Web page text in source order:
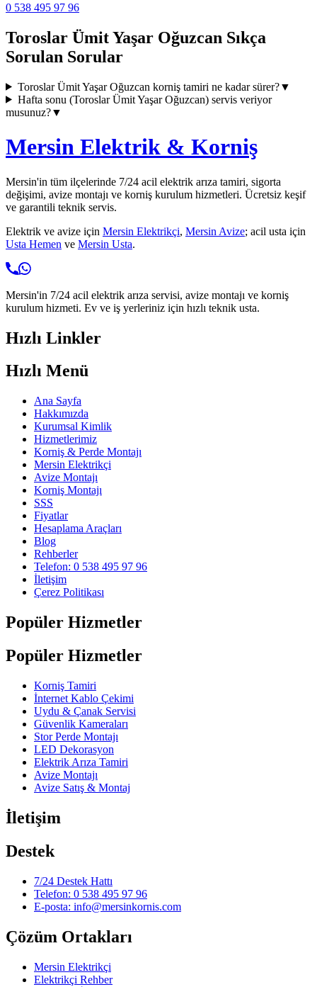
0 538 495 97 96
Toroslar Ümit Yaşar Oğuzcan Sıkça
Sorulan Sorular
Toroslar Ümit Yaşar Oğuzcan korniş tamiri ne kadar sürer?▼
Hafta sonu (Toroslar Ümit Yaşar Oğuzcan) servis veriyor
musunuz?▼
Mersin Elektrik & Korniş
Mersin'in tüm ilçelerinde 7/24 acil elektrik arıza tamiri, sigorta
değişimi, avize montajı ve korniş kurulum hizmetleri. Ücretsiz keşif
ve garantili teknik servis.
Elektrik ve avize için Mersin Elektrikçi, Mersin Avize; acil usta için
Usta Hemen ve Mersin Usta.
Mersin'in 7/24 acil elektrik arıza servisi, avize montajı ve korniş
kurulum hizmeti. Ev ve iş yerleriniz için hızlı teknik usta.
Hızlı Linkler
Hızlı Menü
Ana Sayfa
Hakkımızda
Kurumsal Kimlik
Hizmetlerimiz
Korniş & Perde Montajı
Mersin Elektrikçi
Avize Montajı
Korniş Montajı
SSS
Fiyatlar
Hesaplama Araçları
Blog
Rehberler
Telefon: 0 538 495 97 96
İletişim
Çerez Politikası
Popüler Hizmetler
Popüler Hizmetler
Korniş Tamiri
İnternet Kablo Çekimi
Uydu & Çanak Servisi
Güvenlik Kameraları
Stor Perde Montajı
LED Dekorasyon
Elektrik Arıza Tamiri
Avize Montajı
Avize Satış & Montaj
İletişim
Destek
7/24 Destek Hattı
Telefon: 0 538 495 97 96
E-posta: info@mersinkornis.com
Çözüm Ortakları
Mersin Elektrikçi
Elektrikçi Rehber